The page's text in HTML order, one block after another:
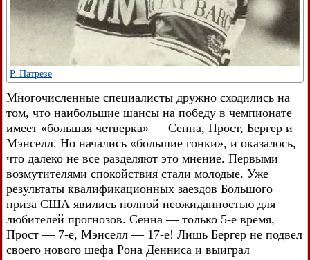
Р. Патрезе
Многочисленные специалисты дружно сходились на
том, что наибольшие шансы на победу в чемпионате
имеет «большая четверка» — Сенна, Прост, Бергер и
Мэнселл. Но начались «большие гонки», и оказалось,
что далеко не все разделяют это мнение. Первыми
возмутителями спокойствия стали молодые. Уже
результаты квалификационных заездов Большого
приза США явились полной неожиданностью для
любителей прогнозов. Сенна — только 5-е время,
Прост — 7-е, Мэнселл — 17-е! Лишь Бергер не подвел
своего нового шефа Рона Денниса и выиграл